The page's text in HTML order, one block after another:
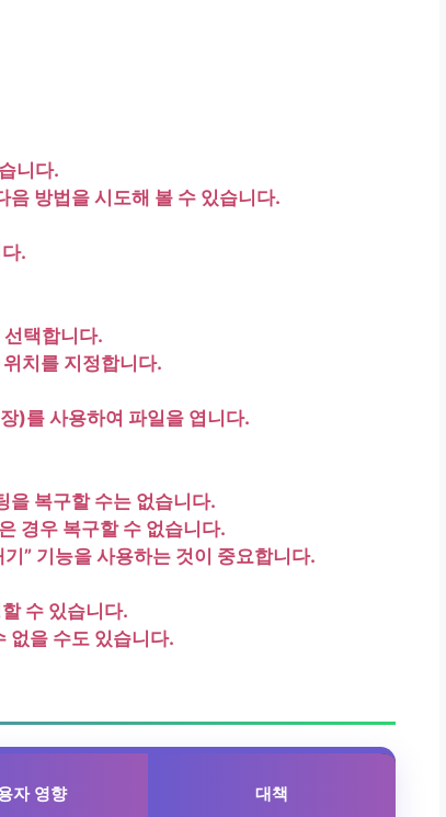
니다.
음 방법을 시도해 볼 수 있습니다.
.
선택합니다.
치를 지정합니다.
)를 사용하여 파일을 엽니다.
을 복구할 수는 없습니다.
경우 복구할 수 없습니다.
기” 기능을 사용하는 것이 중요합니다.
수 있습니다.
없을 수도 있습니다.
자 영향 대책